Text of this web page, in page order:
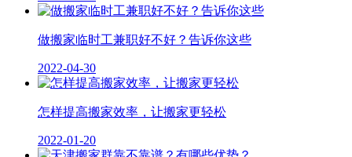
做搬家临时工兼职好不好？告诉你这些
2022-04-30
怎样提高搬家效率，让搬家更轻松
2022-01-20